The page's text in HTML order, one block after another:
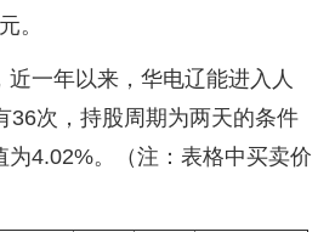
。
一年以来，华电辽能进入人
36次，持股周期为两天的条件
为4.02%。（注：表格中买卖价